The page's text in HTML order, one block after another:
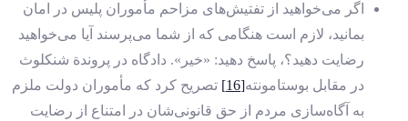
اگر می‌خواهید از تفتیش‌های مزاحم مأموران پلیس در امان
بمانید، لازم است هنگامی که از شما می‌پرسند آیا می‌خواهید
رضایت دهید؟، پاسخ دهید: «خیر». دادگاه در پروندة شنکلوث
در مقابل بوستامونته[16]
تصریح کرد که مأموران دولت ملزم
به آگاه‌سازی مردم از حق قانونی‌شان در امتناع از رضایت